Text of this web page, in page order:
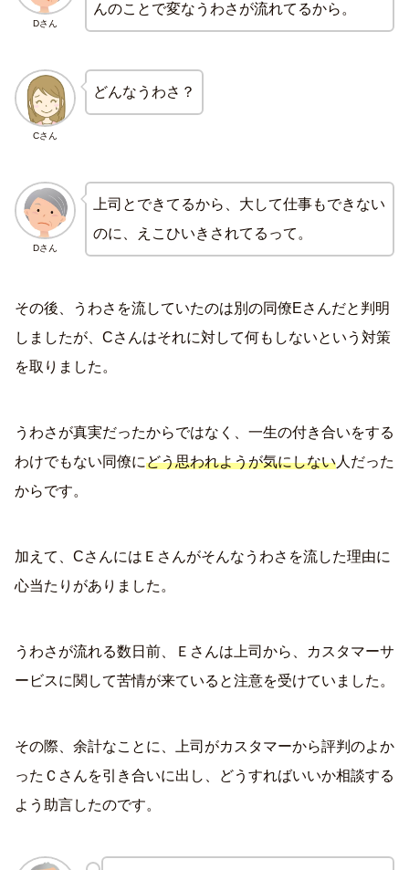
Dさん
んのことで変なうわさが流れてるから。
Cさん
どんなうわさ？
Dさん
上司とできてるから、大して仕事もできない
のに、えこひいきされてるって。
その後、うわさを流していたのは別の同僚Eさんだと判明
しましたが、Cさんはそれに対して何もしないという対策
を取りました。
うわさが真実だったからではなく、一生の付き合いをする
わけでもない同僚にどう思われようが気にしない人だった
からです。
加えて、CさんにはＥさんがそんなうわさを流した理由に
心当たりがありました。
うわさが流れる数日前、Ｅさんは上司から、カスタマーサ
ービスに関して苦情が来ていると注意を受けていました。
その際、余計なことに、上司がカスタマーから評判のよか
ったＣさんを引き合いに出し、どうすればいいか相談する
よう助言したのです。